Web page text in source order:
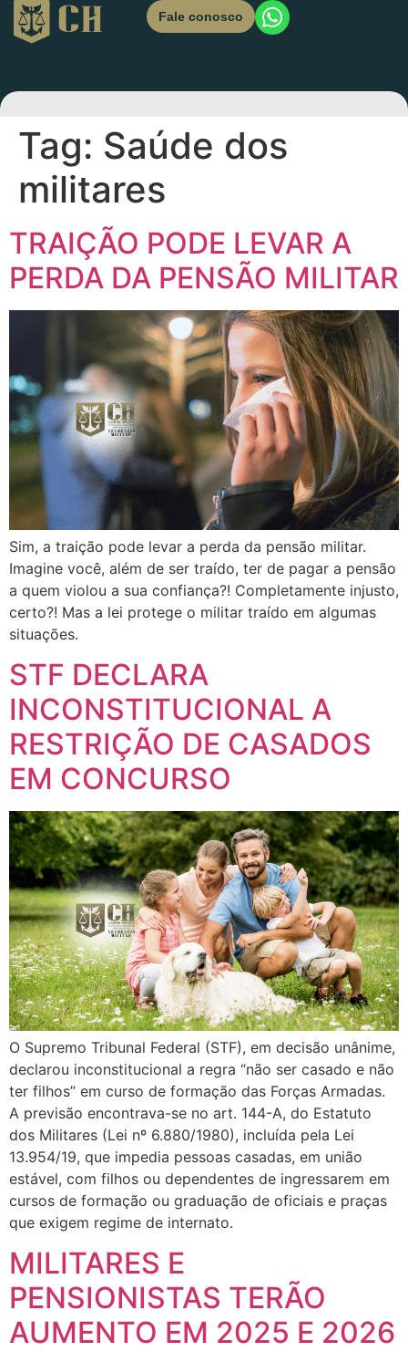
Fale conosco
Tag: Saúde dos
militares
TRAIÇÃO PODE LEVAR A
PERDA DA PENSÃO MILITAR
Sim, a traição pode levar a perda da pensão militar.
Imagine você, além de ser traído, ter de pagar a pensão
a quem violou a sua confiança?! Completamente injusto,
certo?! Mas a lei protege o militar traído em algumas
situações.
STF DECLARA
INCONSTITUCIONAL A
RESTRIÇÃO DE CASADOS
EM CONCURSO
O Supremo Tribunal Federal (STF), em decisão unânime,
declarou inconstitucional a regra “não ser casado e não
ter filhos” em curso de formação das Forças Armadas.
A previsão encontrava-se no art. 144-A, do Estatuto
dos Militares (Lei nº 6.880/1980), incluída pela Lei
13.954/19, que impedia pessoas casadas, em união
estável, com filhos ou dependentes de ingressarem em
cursos de formação ou graduação de oficiais e praças
que exigem regime de internato.
MILITARES E
PENSIONISTAS TERÃO
AUMENTO EM 2025 E 2026